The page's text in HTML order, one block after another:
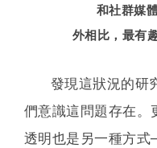
和社群媒
外相比，最有
發現這狀況的研
們意識這問題存在。
透明也是另一種方